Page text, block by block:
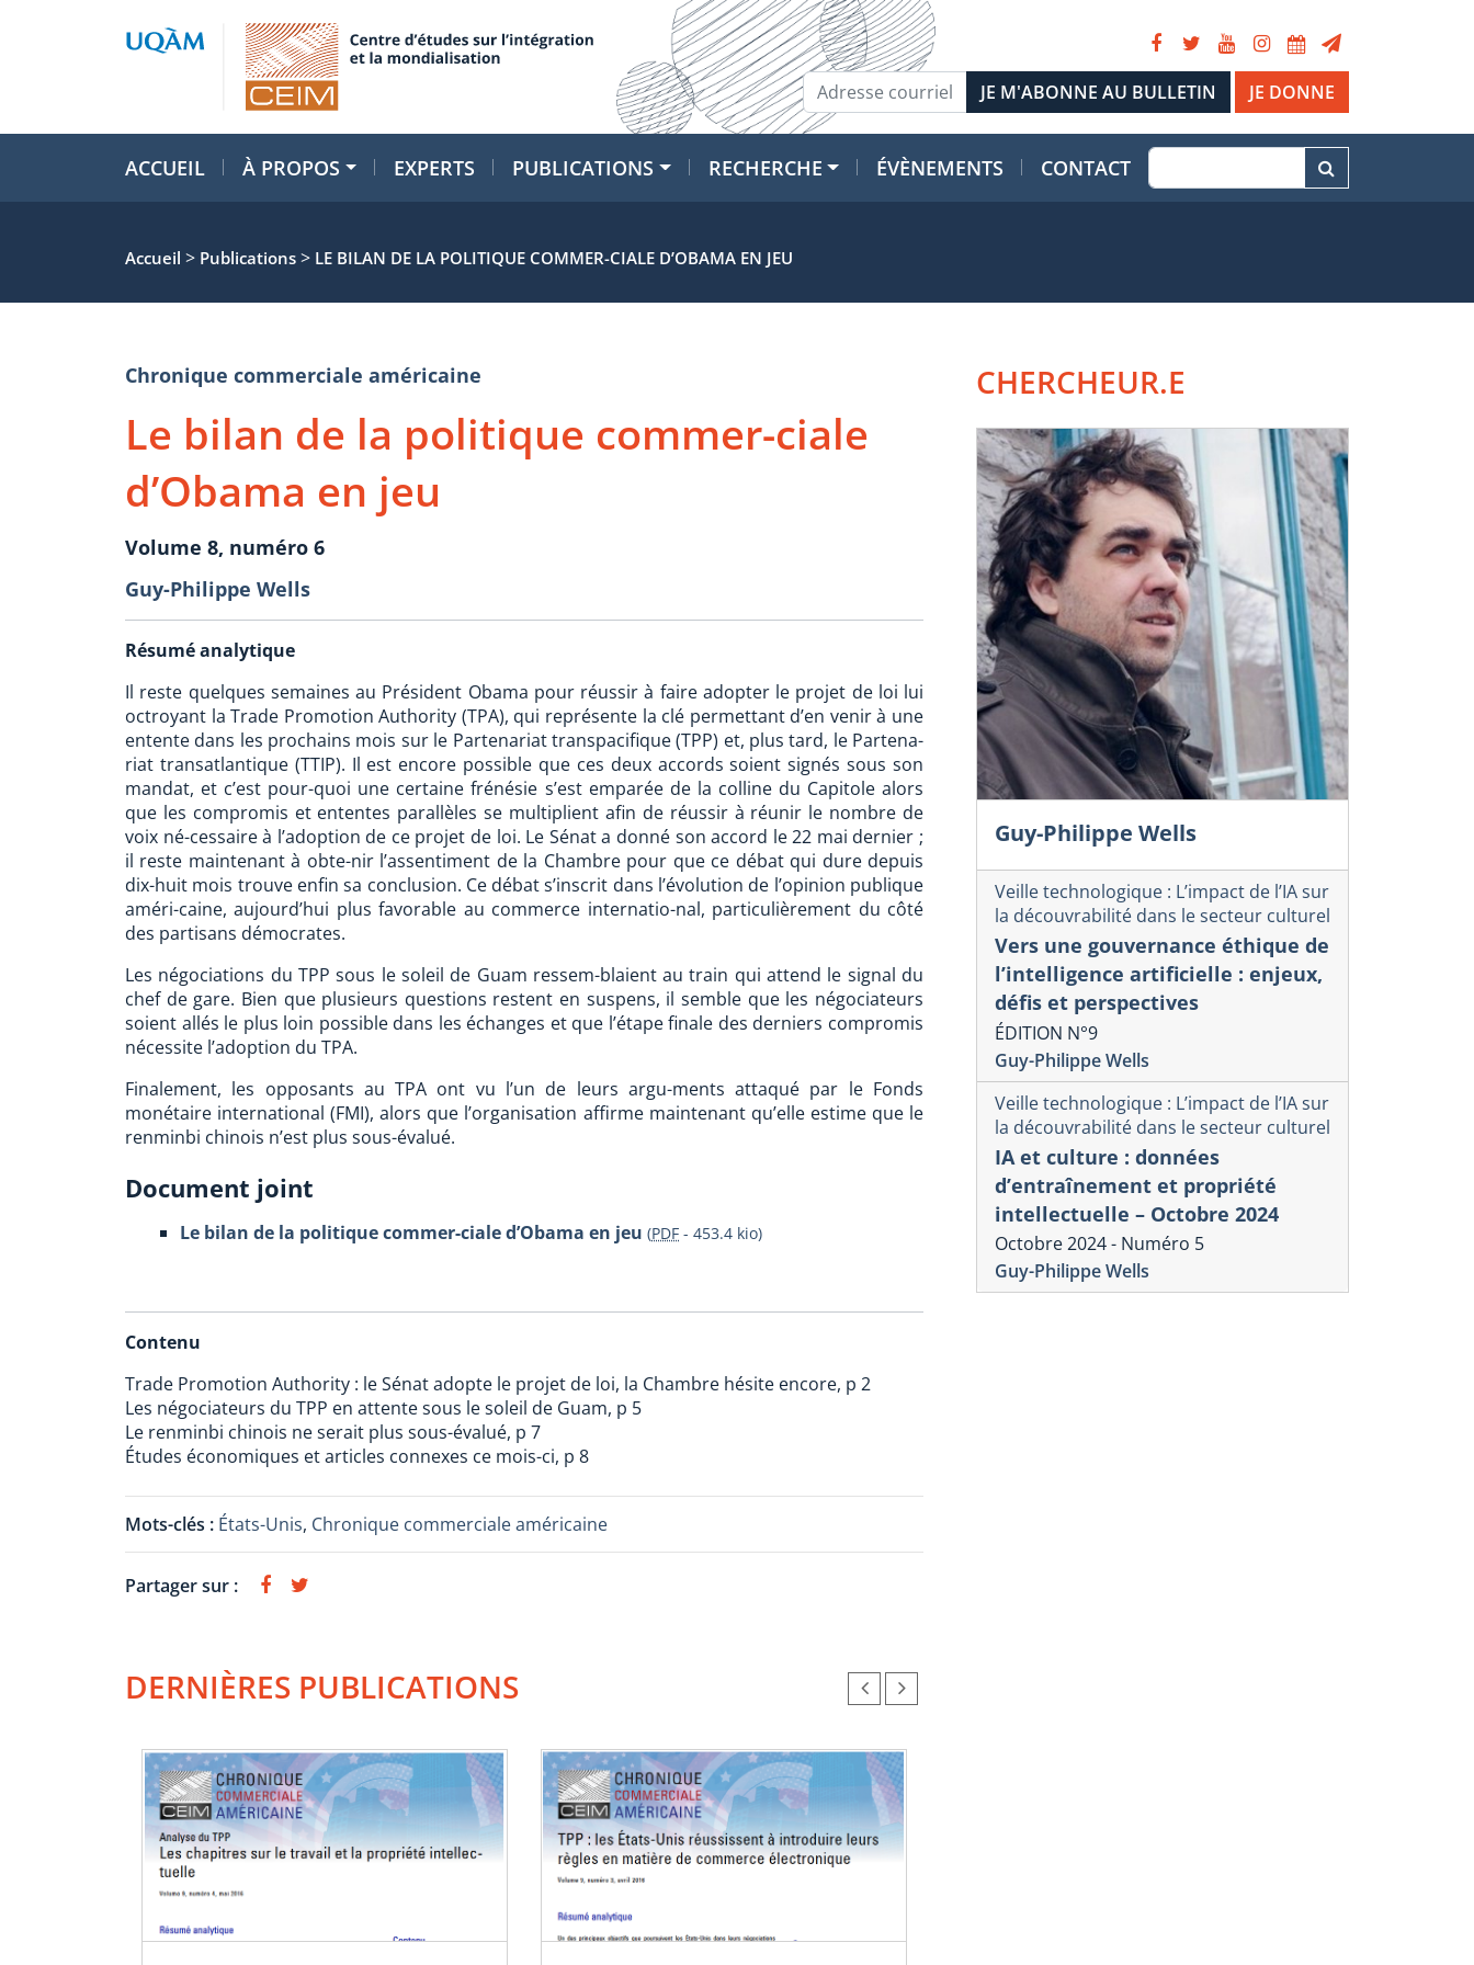
JE DONNE
ACCUEIL À PROPOS EXPERTS PUBLICATIONS RECHERCHE ÉVÈNEMENTS CONTACT
Accueil > Publications > LE BILAN DE LA POLITIQUE COMMER-CIALE D’OBAMA EN JEU
Chronique commerciale américaine
Le bilan de la politique commer-ciale
d’Obama en jeu
Volume 8, numéro 6
Guy-Philippe Wells
Résumé analytique
Il reste quelques semaines au Président Obama pour réussir à faire adopter le projet de loi lui
octroyant la Trade Promotion Authority (TPA), qui représente la clé permettant d’en venir à une
entente dans les prochains mois sur le Partenariat transpacifique (TPP) et, plus tard, le Partena-
riat transatlantique (TTIP). Il est encore possible que ces deux accords soient signés sous son
mandat, et c’est pour-quoi une certaine frénésie s’est emparée de la colline du Capitole alors
que les compromis et ententes parallèles se multiplient afin de réussir à réunir le nombre de
voix né-cessaire à l’adoption de ce projet de loi. Le Sénat a donné son accord le 22 mai dernier ;
il reste maintenant à obte-nir l’assentiment de la Chambre pour que ce débat qui dure depuis
dix-huit mois trouve enfin sa conclusion. Ce débat s’inscrit dans l’évolution de l’opinion publique
améri-caine, aujourd’hui plus favorable au commerce internatio-nal, particulièrement du côté
des partisans démocrates.
Les négociations du TPP sous le soleil de Guam ressem-blaient au train qui attend le signal du
chef de gare. Bien que plusieurs questions restent en suspens, il semble que les négociateurs
soient allés le plus loin possible dans les échanges et que l’étape finale des derniers compromis
nécessite l’adoption du TPA.
Finalement, les opposants au TPA ont vu l’un de leurs argu-ments attaqué par le Fonds
monétaire international (FMI), alors que l’organisation affirme maintenant qu’elle estime que le
renminbi chinois n’est plus sous-évalué.
Document joint
Le bilan de la politique commer-ciale d’Obama en jeu (PDF - 453.4 kio)
Contenu
Trade Promotion Authority : le Sénat adopte le projet de loi, la Chambre hésite encore, p 2
Les négociateurs du TPP en attente sous le soleil de Guam, p 5
Le renminbi chinois ne serait plus sous-évalué, p 7
Études économiques et articles connexes ce mois-ci, p 8
Mots-clés : États-Unis, Chronique commerciale américaine
Partager sur :
DERNIÈRES PUBLICATIONS
CHERCHEUR.E
Guy-Philippe Wells
Veille technologique : L’impact de l’IA sur
la découvrabilité dans le secteur culturel
Vers une gouvernance éthique de
l’intelligence artificielle : enjeux,
défis et perspectives
ÉDITION N°9
Guy-Philippe Wells
Veille technologique : L’impact de l’IA sur
la découvrabilité dans le secteur culturel
IA et culture : données
d’entraînement et propriété
intellectuelle – Octobre 2024
Octobre 2024 - Numéro 5
Guy-Philippe Wells